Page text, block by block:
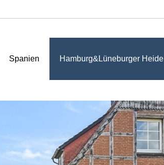
Spanien Hamburg&Lüneburger Heide